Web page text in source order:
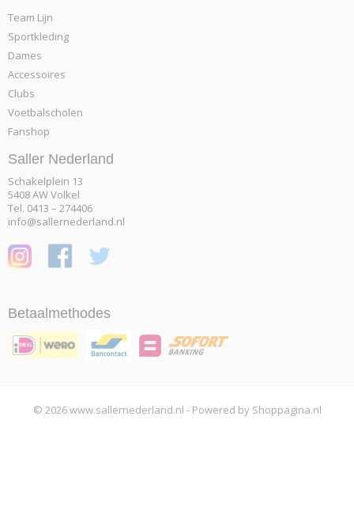
Team Lijn
Sportkleding
Dames
Accessoires
Clubs
Voetbalscholen
Fanshop
Saller Nederland
Schakelplein 13
5408 AW Volkel
Tel. 0413 – 274406
info@sallernederland.nl
Betaalmethodes
© 2026 www.sallernederland.nl - Powered by Shoppagina.nl